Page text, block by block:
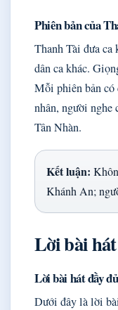
Phiên bản của
Thanh Tài đưa
dân ca khác.
Mỗi phiên bản có
nhân, người nghe
Tân Nhàn.
Kết luận:
Khánh An;
Lời bài
Lời bài hát đầy đủ
Dưới đây là lời